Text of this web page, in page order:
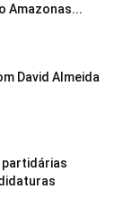
Amazonas...
David Almeida
partidárias